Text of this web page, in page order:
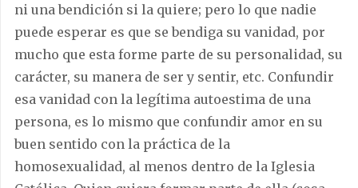
ni una bendición si la quiere; pero lo que nadie
puede esperar es que se bendiga su vanidad, por
mucho que esta forme parte de su personalidad, su
carácter, su manera de ser y sentir, etc. Confundir
esa vanidad con la legítima autoestima de una
persona, es lo mismo que confundir amor en su
buen sentido con la práctica de la
homosexualidad, al menos dentro de la Iglesia